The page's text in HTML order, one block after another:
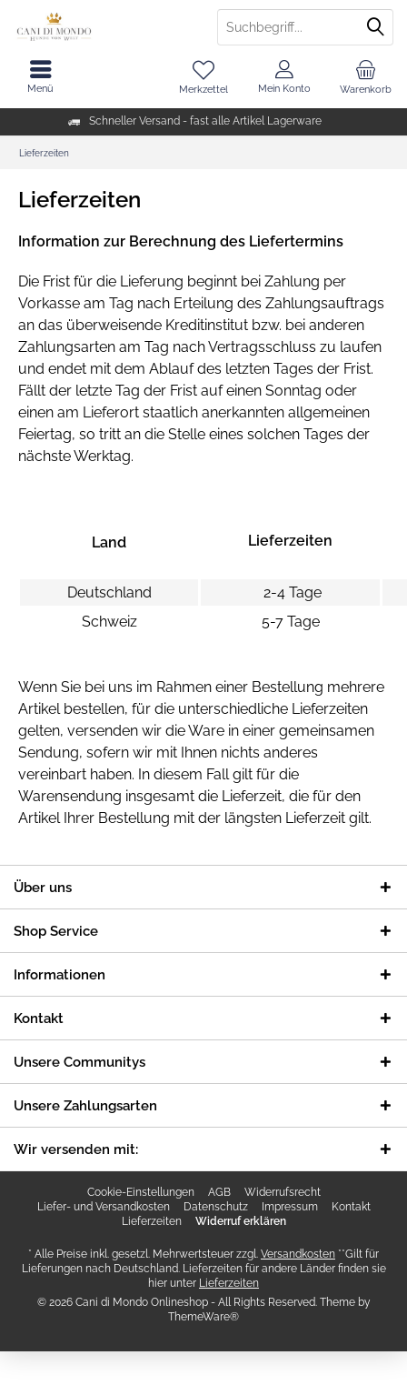
Schneller Versand - fast alle Artikel Lagerware
Warenkorb
Merkzettel Mein Konto
Menü
Lieferzeiten
Lieferzeiten
Information zur Berechnung des Liefertermins
Die Frist für die Lieferung beginnt bei Zahlung per
Vorkasse am Tag nach Erteilung des Zahlungsauftrags
an das überweisende Kreditinstitut bzw. bei anderen
Zahlungsarten am Tag nach Vertragsschluss zu laufen
und endet mit dem Ablauf des letzten Tages der Frist.
Fällt der letzte Tag der Frist auf einen Sonntag oder
einen am Lieferort staatlich anerkannten allgemeinen
Feiertag, so tritt an die Stelle eines solchen Tages der
nächste Werktag.
Land Lieferzeiten
Deutschland
2-4 Tage
Schweiz
5-7 Tage
Wenn Sie bei uns im Rahmen einer Bestellung mehrere
Artikel bestellen, für die unterschiedliche Lieferzeiten
gelten, versenden wir die Ware in einer gemeinsamen
Sendung, sofern wir mit Ihnen nichts anderes
vereinbart haben. In diesem Fall gilt für die
Warensendung insgesamt die Lieferzeit, die für den
Artikel Ihrer Bestellung mit der längsten Lieferzeit gilt.
Über uns
Shop Service
Informationen
Kontakt
Unsere Communitys
Unsere Zahlungsarten
Wir versenden mit:
Cookie-Einstellungen AGB
Widerrufsrecht
Liefer- und Versandkosten
Datenschutz Impressum
Kontakt
Lieferzeiten
Widerruf erklären
* Alle Preise inkl. gesetzl. Mehrwertsteuer zzgl. Versandkosten **Gilt für
Lieferungen nach Deutschland. Lieferzeiten für andere Länder finden sie
hier unter Lieferzeiten
© 2026 Cani di Mondo Onlineshop - All Rights Reserved. Theme by
ThemeWare®